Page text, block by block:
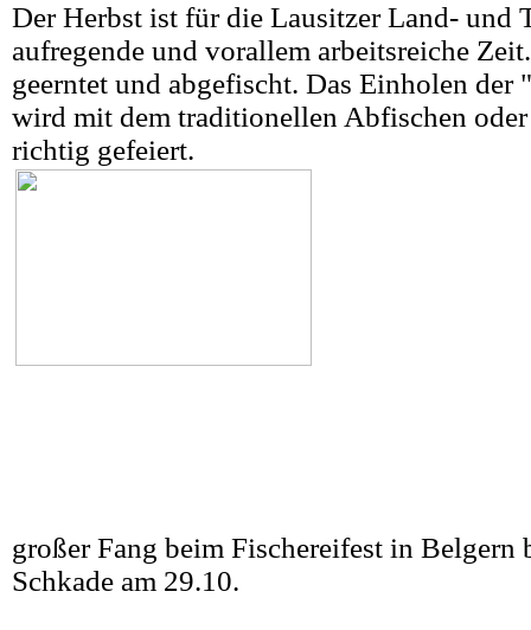
Der Herbst ist für die Lausitzer Land- und
aufregende und vorallem arbeitsreiche
geerntet und abgefischt. Das Einholen der
wird mit dem traditionellen Abfischen
richtig gefeiert.
großer Fang beim Fischereifest in Belgern
Schkade am 29.10.